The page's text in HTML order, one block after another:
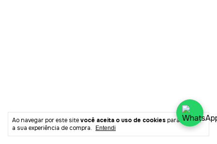
Ao navegar por este sitevocê aceita o uso de cookiespara agilizar
a sua experiência de compra.
Entendi